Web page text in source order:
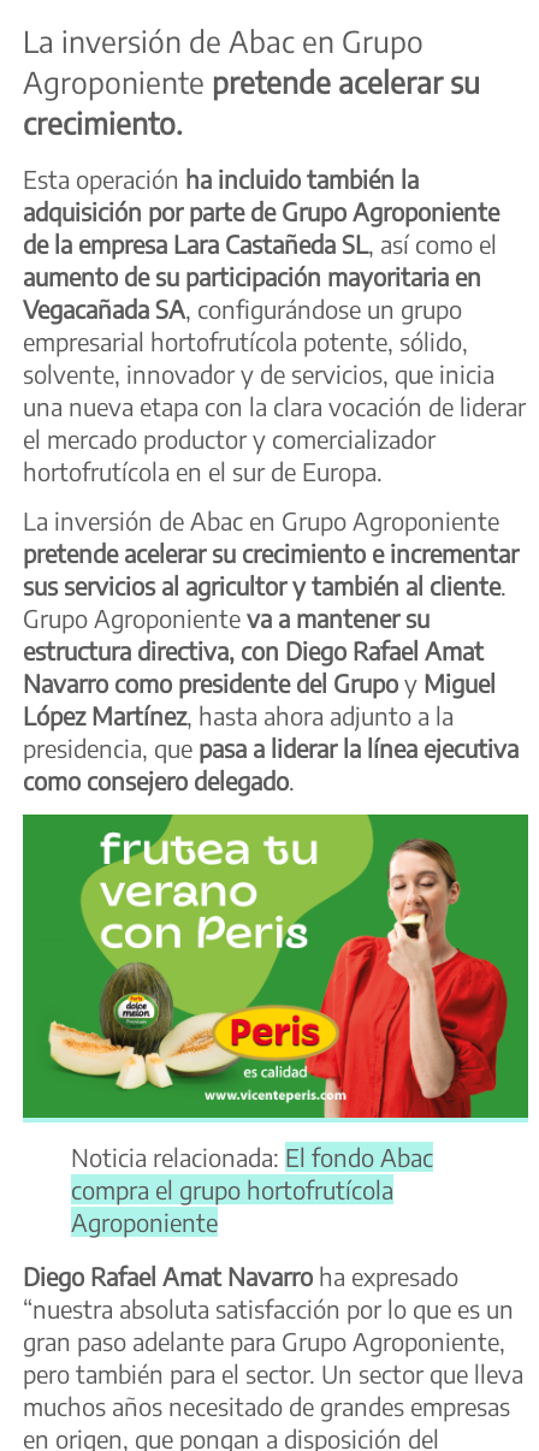
La inversión de Abac en Grupo
Agroponiente pretende acelerar su
crecimiento.
Esta operación ha incluido también la
adquisición por parte de Grupo Agroponiente
de la empresa Lara Castañeda SL , así como el
aumento de su participación mayoritaria en
Vegacañada SA , configurándose un grupo
empresarial hortofrutícola potente, sólido,
solvente, innovador y de servicios, que inicia
una nueva etapa con la clara vocación de liderar
el mercado productor y comercializador
hortofrutícola en el sur de Europa.
La inversión de Abac en Grupo Agroponiente
pretende acelerar su crecimiento e incrementar
sus servicios al agricultor y también al cliente.
Grupo Agroponiente va a mantener su
estructura directiva, con Diego Rafael Amat
Navarro como presidente del Grupo y Miguel
López Martínez, hasta ahora adjunto a la
presidencia, que pasa a liderar la línea ejecutiva
como consejero delegado.
Noticia relacionada: El fondo Abac
compra el grupo hortofrutícola
Agroponiente
Diego Rafael Amat Navarro ha expresado
“nuestra absoluta satisfacción por lo que es un
gran paso adelante para Grupo Agroponiente,
pero también para el sector. Un sector que lleva
muchos años necesitado de grandes empresas
en origen, que pongan a disposición del